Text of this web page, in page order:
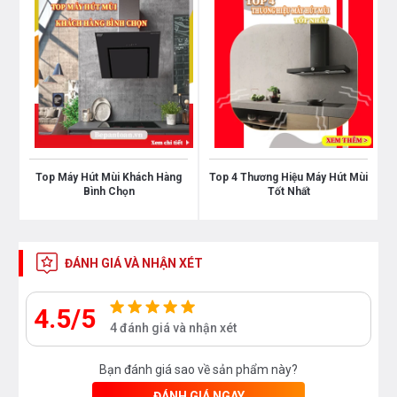
Vỏ bằng thép không rỉ màu đục
Lưới lọc mỡ bằng nhôm dùng được với máy rửa
bát
Lòng hút mùi dễ dàng vệ sinh
A
Tiêu thụ năng lương trung bình: 35.5 kWh / năm
Nhãn năng lượng của quạt: A
Nhãn năng lượng đèn: A
Nhãn năng lượng lọc mỡ: B
Top Máy Hút Mùi Khách Hàng
Bình Chọn
Top 4 Thương Hiệu Máy Hút Mùi
Tốt Nhất
ĐÁNH GIÁ VÀ NHẬN XÉT
4.5/5 4 đánh giá và nhận xét
Bạn đánh giá sao về sản phẩm này?